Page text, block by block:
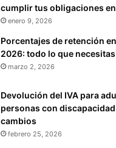
cumplir tus obligaciones
enero 9, 2026
Porcentajes de retención
2026: todo lo que
marzo 2, 2026
Devolución del IVA para
personas con
cambios
febrero 25, 2026